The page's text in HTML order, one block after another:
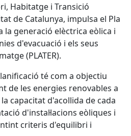
Habitatge i Transició
de Catalunya, impulsa el Pla
generació elèctrica eòlica i
d'evacuació i els seus
(PLATER).
té com a objectiu
de les energies renovables a
capacitat d'acollida de cada
d'instal·lacions eòliques i
criteris d'equilibri i